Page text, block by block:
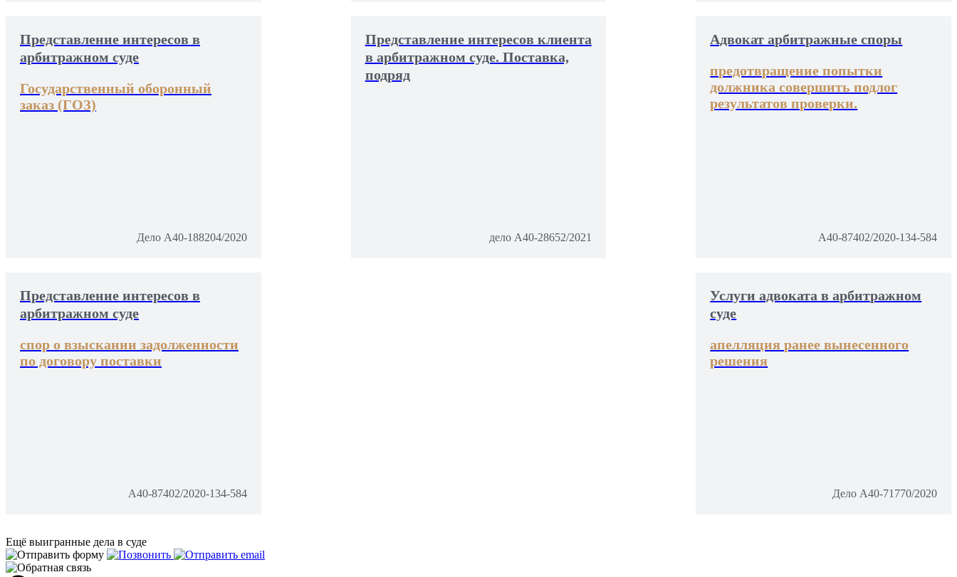
Представление интересов в
арбитражном суде
Государственный оборонный
заказ (ГОЗ)
Дело А40-188204/2020
Представление интересов клиента
в арбитражном суде. Поставка,
подряд
дело А40-28652/2021
Адвокат арбитражные споры
предотвращение попытки
должника совершить подлог
результатов проверки.
А40-87402/2020-134-584
Представление интересов в
арбитражном суде
спор о взыскании задолженности
по договору поставки
А40-87402/2020-134-584
Услуги адвоката в арбитражном
суде
апелляция ранее вынесенного
решения
Дело А40-71770/2020
Ещё выигранные дела в суде